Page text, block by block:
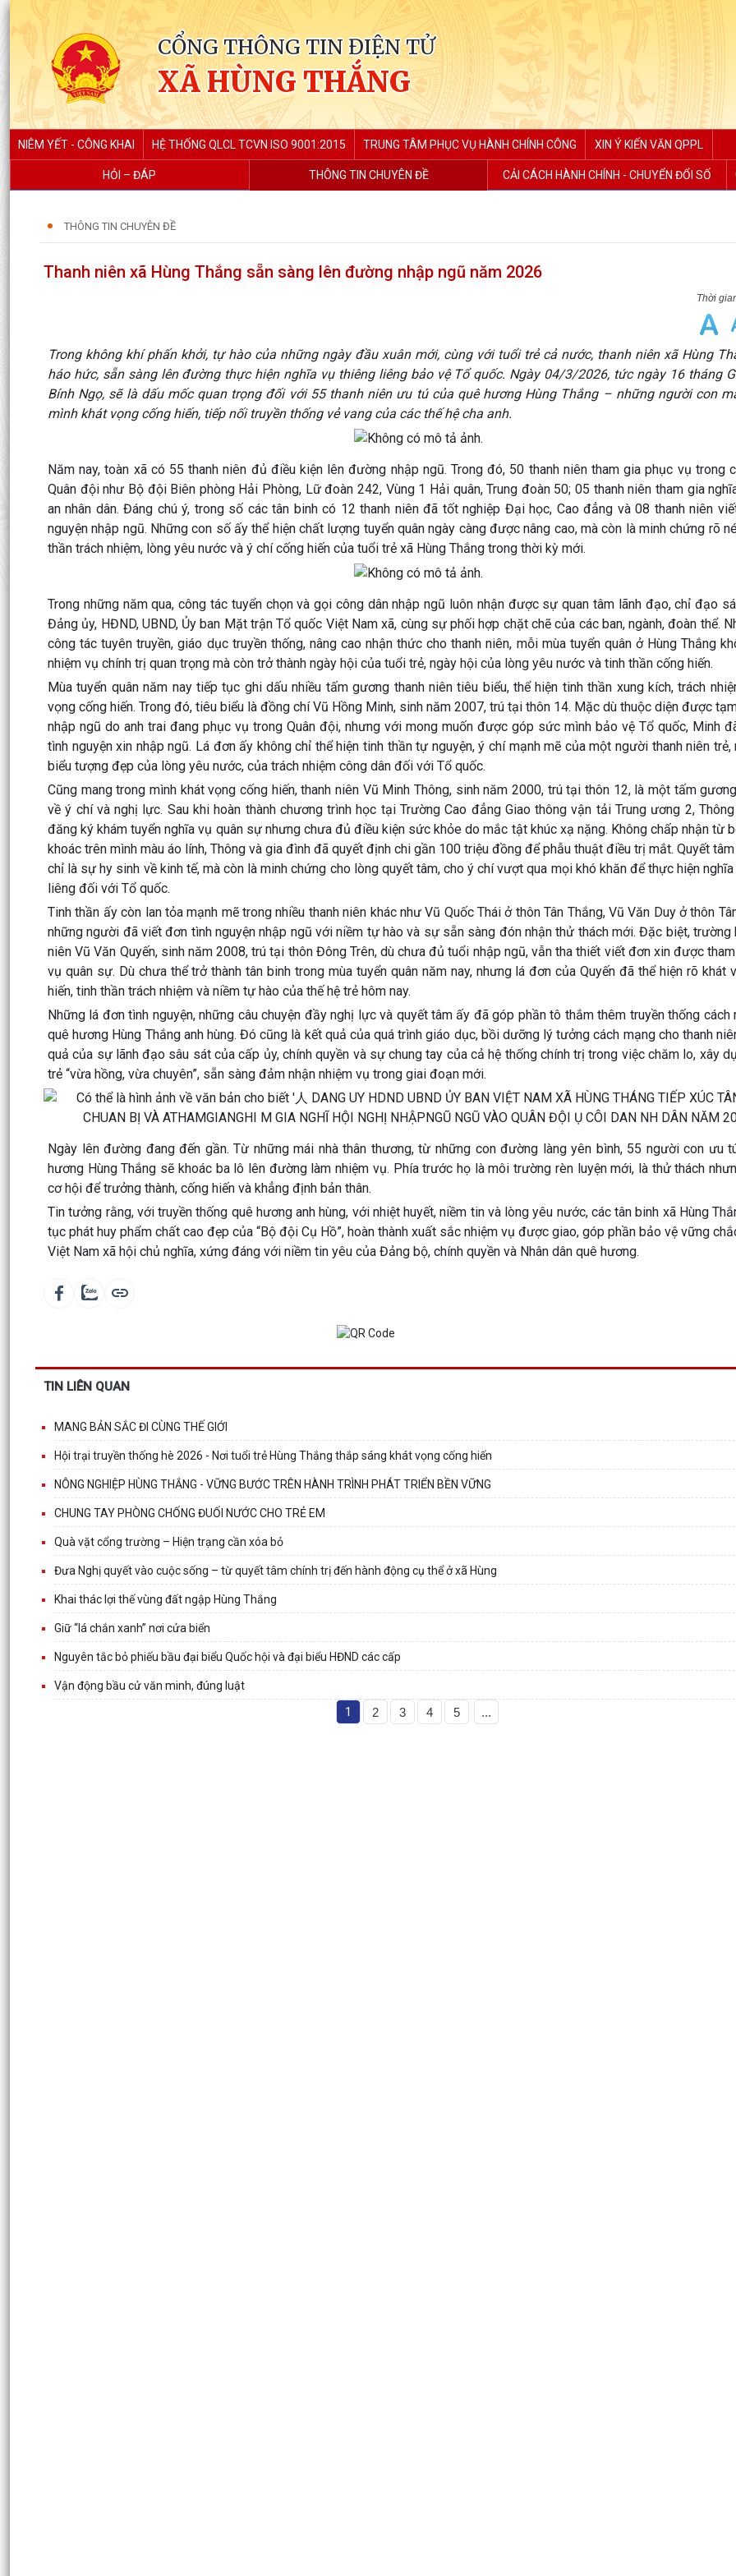
CỔNG THÔNG TIN ĐIỆN TỬ
XÃ HÙNG THẮNG
NIÊM YẾT - CÔNG KHAI HỆ THỐNG QLCL TCVN ISO 9001:2015 TRUNG TÂM PHỤC VỤ HÀNH CHÍNH CÔNG XIN Ý KIẾN VĂN QPPL
HỎI – ĐÁP THÔNG TIN CHUYÊN ĐỀ CẢI CÁCH HÀNH CHÍNH - CHUYỂN ĐỔI SỐ
THÔNG TIN CHUYÊN ĐỀ
Thanh niên xã Hùng Thắng sẵn sàng lên đường nhập ngũ năm 2026
Trong không khí phấn khởi, tự hào của những ngày đầu xuân mới, cùng với tuổi trẻ cả nước, thanh niên xã Hùng
háo hức, sẵn sàng lên đường thực hiện nghĩa vụ thiêng liêng bảo vệ Tổ quốc. Ngày 04/3/2026, tức ngày 16 tháng
Bính Ngọ, sẽ là dấu mốc quan trọng đối với 55 thanh niên ưu tú của quê hương Hùng Thắng – những người con
mình khát vọng cống hiến, tiếp nối truyền thống vẻ vang của các thế hệ cha anh.
Năm nay, toàn xã có 55 thanh niên đủ điều kiện lên đường nhập ngũ. Trong đó, 50 thanh niên tham gia phục vụ trong
Quân đội như Bộ đội Biên phòng Hải Phòng, Lữ đoàn 242, Vùng 1 Hải quân, Trung đoàn 50; 05 thanh niên tham gia
an nhân dân. Đáng chú ý, trong số các tân binh có 12 thanh niên đã tốt nghiệp Đại học, Cao đẳng và 08 thanh niên
nguyện nhập ngũ. Những con số ấy thể hiện chất lượng tuyển quân ngày càng được nâng cao, mà còn là minh chứng rõ
thần trách nhiệm, lòng yêu nước và ý chí cống hiến của tuổi trẻ xã Hùng Thắng trong thời kỳ mới.
Trong những năm qua, công tác tuyển chọn và gọi công dân nhập ngũ luôn nhận được sự quan tâm lãnh đạo, chỉ đạo
Đảng ủy, HĐND, UBND, Ủy ban Mặt trận Tổ quốc Việt Nam xã, cùng sự phối hợp chặt chẽ của các ban, ngành, đoàn thể.
công tác tuyên truyền, giáo dục truyền thống, nâng cao nhận thức cho thanh niên, mỗi mùa tuyển quân ở Hùng Thắng
nhiệm vụ chính trị quan trọng mà còn trở thành ngày hội của tuổi trẻ, ngày hội của lòng yêu nước và tinh thần cống hiến.
Mùa tuyển quân năm nay tiếp tục ghi dấu nhiều tấm gương thanh niên tiêu biểu, thể hiện tinh thần xung kích, trách
vọng cống hiến. Trong đó, tiêu biểu là đồng chí Vũ Hồng Minh, sinh năm 2007, trú tại thôn 14. Mặc dù thuộc diện được
nhập ngũ do anh trai đang phục vụ trong Quân đội, nhưng với mong muốn được góp sức mình bảo vệ Tổ quốc, Minh
tình nguyện xin nhập ngũ. Lá đơn ấy không chỉ thể hiện tinh thần tự nguyện, ý chí mạnh mẽ của một người thanh niên trẻ,
biểu tượng đẹp của lòng yêu nước, của trách nhiệm công dân đối với Tổ quốc.
Cũng mang trong mình khát vọng cống hiến, thanh niên Vũ Minh Thông, sinh năm 2000, trú tại thôn 12, là một tấm
về ý chí và nghị lực. Sau khi hoàn thành chương trình học tại Trường Cao đẳng Giao thông vận tải Trung ương 2,
đăng ký khám tuyển nghĩa vụ quân sự nhưng chưa đủ điều kiện sức khỏe do mắc tật khúc xạ nặng. Không chấp nhận từ
khoác trên mình màu áo lính, Thông và gia đình đã quyết định chi gần 100 triệu đồng để phẫu thuật điều trị mắt. Quyết
chỉ là sự hy sinh về kinh tế, mà còn là minh chứng cho lòng quyết tâm, cho ý chí vượt qua mọi khó khăn để thực hiện
liêng đối với Tổ quốc.
Tinh thần ấy còn lan tỏa mạnh mẽ trong nhiều thanh niên khác như Vũ Quốc Thái ở thôn Tân Thắng, Vũ Văn Duy ở thôn
những người đã viết đơn tình nguyện nhập ngũ với niềm tự hào và sự sẵn sàng đón nhận thử thách mới. Đặc biệt, trường
niên Vũ Văn Quyến, sinh năm 2008, trú tại thôn Đông Trên, dù chưa đủ tuổi nhập ngũ, vẫn tha thiết viết đơn xin được
vụ quân sự. Dù chưa thể trở thành tân binh trong mùa tuyển quân năm nay, nhưng lá đơn của Quyến đã thể hiện rõ khát
hiến, tinh thần trách nhiệm và niềm tự hào của thế hệ trẻ hôm nay.
Những lá đơn tình nguyện, những câu chuyện đầy nghị lực và quyết tâm ấy đã góp phần tô thắm thêm truyền thống cách
quê hương Hùng Thắng anh hùng. Đó cũng là kết quả của quá trình giáo dục, bồi dưỡng lý tưởng cách mạng cho thanh
quả của sự lãnh đạo sâu sát của cấp ủy, chính quyền và sự chung tay của cả hệ thống chính trị trong việc chăm lo, xây
trẻ “vừa hồng, vừa chuyên”, sẵn sàng đảm nhận nhiệm vụ trong giai đoạn mới.
Ngày lên đường đang đến gần. Từ những mái nhà thân thương, từ những con đường làng yên bình, 55 người con ưu
hương Hùng Thắng sẽ khoác ba lô lên đường làm nhiệm vụ. Phía trước họ là môi trường rèn luyện mới, là thử thách
cơ hội để trưởng thành, cống hiến và khẳng định bản thân.
Tin tưởng rằng, với truyền thống quê hương anh hùng, với nhiệt huyết, niềm tin và lòng yêu nước, các tân binh xã Hùng
tục phát huy phẩm chất cao đẹp của “Bộ đội Cụ Hồ”, hoàn thành xuất sắc nhiệm vụ được giao, góp phần bảo vệ vững
Việt Nam xã hội chủ nghĩa, xứng đáng với niềm tin yêu của Đảng bộ, chính quyền và Nhân dân quê hương.
TIN LIÊN QUAN
MANG BẢN SẮC ĐI CÙNG THẾ GIỚI
Hội trại truyền thống hè 2026 - Nơi tuổi trẻ Hùng Thắng thắp sáng khát vọng cống hiến
NÔNG NGHIỆP HÙNG THẮNG - VỮNG BƯỚC TRÊN HÀNH TRÌNH PHÁT TRIỂN BỀN VỮNG
CHUNG TAY PHÒNG CHỐNG ĐUỐI NƯỚC CHO TRẺ EM
Quà vặt cổng trường – Hiện trạng cần xóa bỏ
Đưa Nghị quyết vào cuộc sống – từ quyết tâm chính trị đến hành động cụ thể ở xã Hùng
Khai thác lợi thế vùng đất ngập Hùng Thắng
Giữ “lá chắn xanh” nơi cửa biển
Nguyên tắc bỏ phiếu bầu đại biểu Quốc hội và đại biểu HĐND các cấp
Vận động bầu cử văn minh, đúng luật
1 2 3 4 5 ...